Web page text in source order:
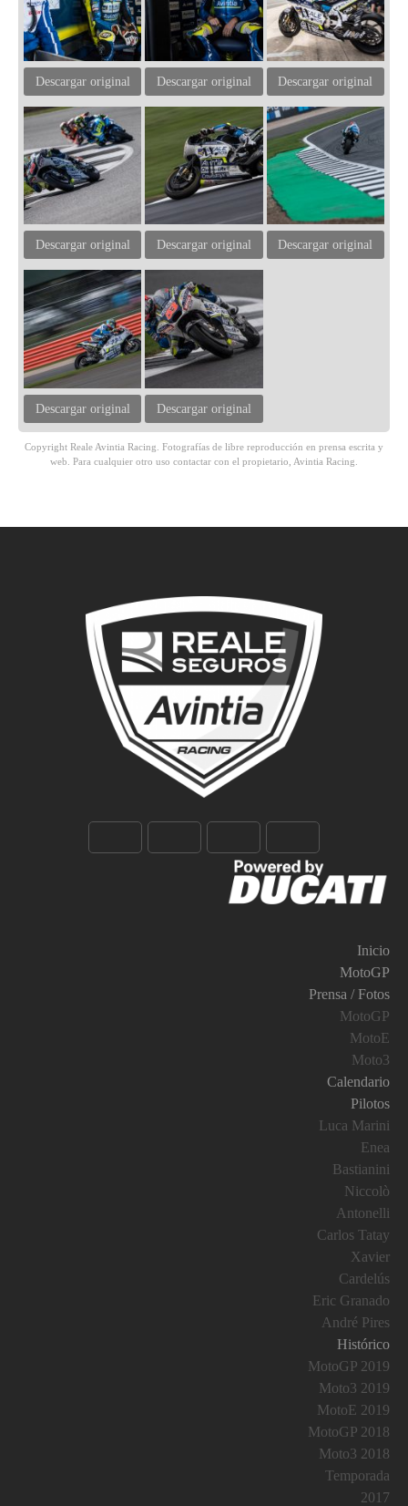
Descargar original Descargar original Descargar original
Descargar original Descargar original Descargar original
Descargar original Descargar original
Copyright Reale Avintia Racing. Fotografías de libre reproducción en prensa escrita y
web. Para cualquier otro uso contactar con el propietario, Avintia Racing.
Inicio
MotoGP
Prensa / Fotos
MotoGP
MotoE
Moto3
Calendario
Pilotos
Luca Marini
Enea
Bastianini
Niccolò
Antonelli
Carlos Tatay
Xavier
Cardelús
Eric Granado
André Pires
Histórico
MotoGP 2019
Moto3 2019
MotoE 2019
MotoGP 2018
Moto3 2018
Temporada
2017